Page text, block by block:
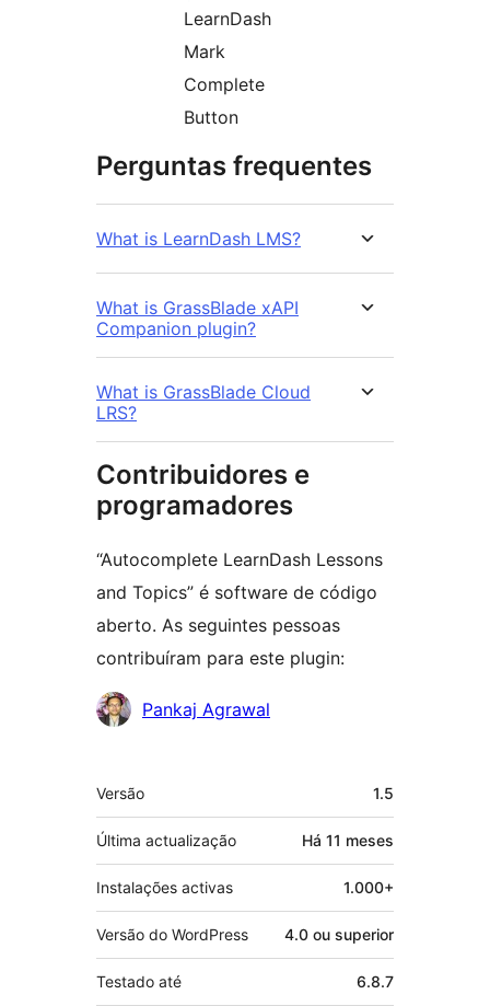
LearnDash
Mark
Complete
Button
Perguntas frequentes
What is LearnDash LMS?
What is GrassBlade xAPI
Companion plugin?
What is GrassBlade Cloud
LRS?
Contribuidores e
programadores
“Autocomplete LearnDash Lessons
and Topics” é software de código
aberto. As seguintes pessoas
contribuíram para este plugin:
Contribuidores
Pankaj Agrawal
Metadados
Versão 1.5
Última actualização Há 11 meses
Instalações activas 1.000+
Versão do WordPress 4.0 ou superior
Testado até 6.8.7